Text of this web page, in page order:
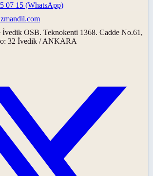
07 15 (WhatsApp)
İvedik OSB. Teknokenti 1368. Cadde No.61,
32 İvedik / ANKARA